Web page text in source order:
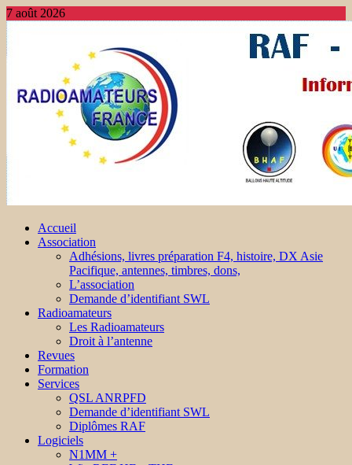
7 août 2026
Accueil
Association
Adhésions, livres préparation F4, histoire, DX Asie
Pacifique, antennes, timbres, dons,
L’association
Demande d’identifiant SWL
Radioamateurs
Les Radioamateurs
Droit à l’antenne
Revues
Formation
Services
QSL ANRPFD
Demande d’identifiant SWL
Diplômes RAF
Logiciels
N1MM +